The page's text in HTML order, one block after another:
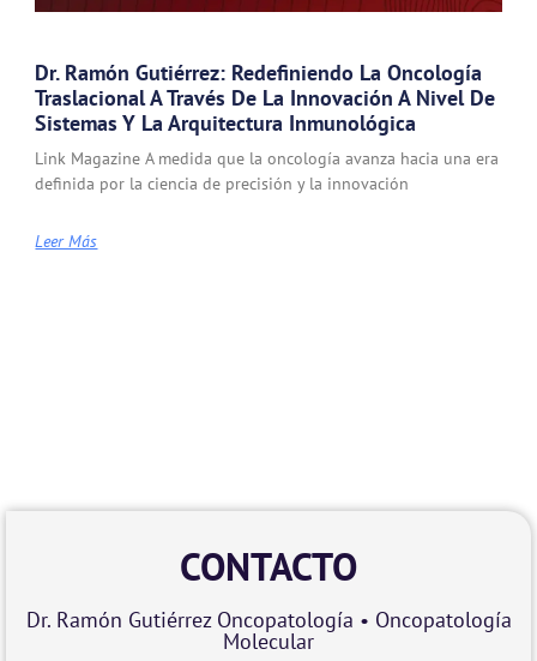
Dr. Ramón Gutiérrez: Redefiniendo La Oncología
Traslacional A Través De La Innovación A Nivel De
Sistemas Y La Arquitectura Inmunológica
Link Magazine A medida que la oncología avanza hacia una era
definida por la ciencia de precisión y la innovación
Leer Más
CONTACTO
Dr. Ramón Gutiérrez Oncopatología • Oncopatología
Molecular